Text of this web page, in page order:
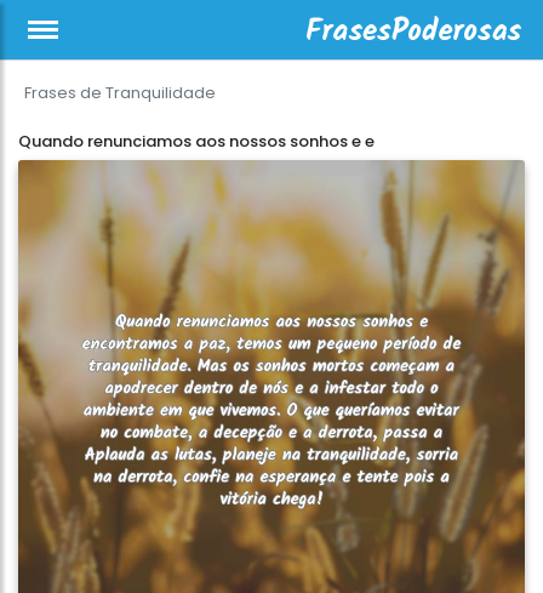
Frases de Tranquilidade
Quando renunciamos aos nossos sonhos e e